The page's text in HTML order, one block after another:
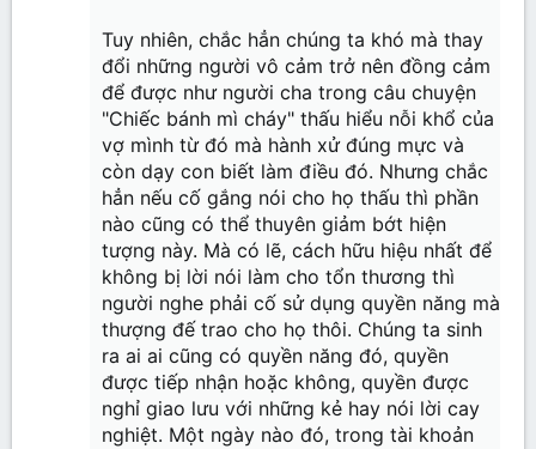
Tuy nhiên, chắc hẳn chúng ta khó mà thay
đổi những người vô cảm trở nên đồng cảm
để được như người cha trong câu chuyện
"Chiếc bánh mì cháy" thấu hiểu nỗi khổ của
vợ mình từ đó mà hành xử đúng mực và
còn dạy con biết làm điều đó. Nhưng chắc
hẳn nếu cố gắng nói cho họ thấu thì phần
nào cũng có thể thuyên giảm bớt hiện
tượng này. Mà có lẽ, cách hữu hiệu nhất để
không bị lời nói làm cho tổn thương thì
người nghe phải cố sử dụng quyền năng mà
thượng đế trao cho họ thôi. Chúng ta sinh
ra ai ai cũng có quyền năng đó, quyền
được tiếp nhận hoặc không, quyền được
nghỉ giao lưu với những kẻ hay nói lời cay
nghiệt. Một ngày nào đó, trong tài khoản